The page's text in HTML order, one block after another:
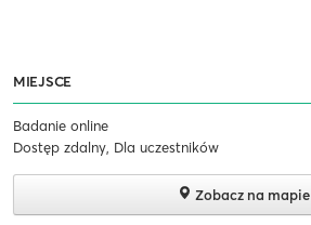
MIEJSCE
Badanie online
Dostęp zdalny, Dla uczestników
Zobacz na mapie